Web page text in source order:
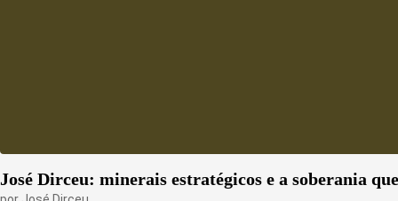
José Dirceu: minerais estratégicos e a soberania